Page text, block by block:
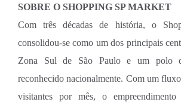
SOBRE O SHOPPING SP MARKET
Com três décadas de história, o
consolidou-se como um dos principais
Zona Sul de São Paulo e um polo
reconhecido nacionalmente. Com um
visitantes por mês, o